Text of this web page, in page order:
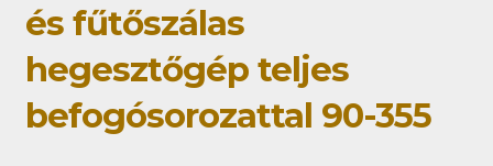
és fűtőszálas
hegesztőgép teljes
befogósorozattal 90-355